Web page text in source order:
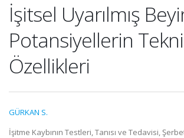
İşitsel Uyarılmış
Potansiyellerin
Özellikleri
GÜRKAN S.
İşitme Kaybının Testleri, Tanısı ve Tedavisi,